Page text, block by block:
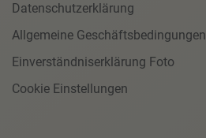
Datenschutzerklärung
Allgemeine Geschäftsbedingungen
Einverständniserklärung Foto
Cookie Einstellungen